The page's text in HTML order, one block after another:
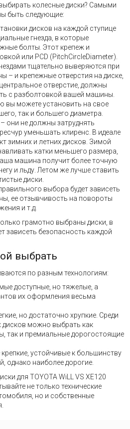
колесные диски? Самыми
быть следующие:
дисков на каждой ступице
гнезда, в которые
болты. Этот крепеж и
или PCD (PitchCircleDiameter).
тщательно выверяются при
– и крепежные отверстия на диске,
отверстие, должны
с разболтовкой вашей машины.
вы можете установить на свое
так и большего диаметра.
они не должны затруднять
уменьшать клиренс. В идеале
зимних и летних дисков. Зимой
катки меньшего размера,
машина получит более точную
и льду. Летом же лучше ставить
диски.
выбора будет зависеть
ее отзывчивость на повороты
и т.д.
грамотно выбраны диски, в
зависеть безопасность каждой
выбрать
по разным технологиям:
доступные, но тяжелые, а
их оформления весьма
но достаточно хрупкие. Среди
дисков можно выбрать как
так и премиальные дорогостоящие
устойчивые к большинству
однако наиболее дорогие.
для TOYOTA WiLL VS XE120
не только технические
но и собственные